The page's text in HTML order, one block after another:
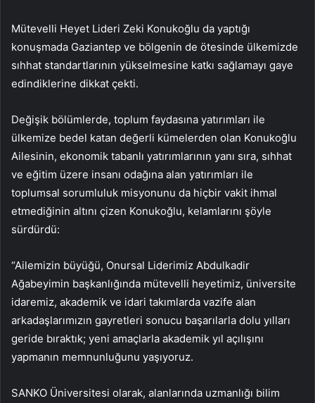
Mütevelli Heyet Lideri Zeki Konukoğlu da yaptığı
konuşmada Gaziantep ve bölgenin de ötesinde ülkemizde
sıhhat standartlarının yükselmesine katkı sağlamayı gaye
edindiklerine dikkat çekti.
Değişik bölümlerde, toplum faydasına yatırımları ile
ülkemize bedel katan değerli kümelerden olan Konukoğlu
Ailesinin, ekonomik tabanlı yatırımlarının yanı sıra, sıhhat
ve eğitim üzere insanı odağına alan yatırımları ile
toplumsal sorumluluk misyonunu da hiçbir vakit ihmal
etmediğinin altını çizen Konukoğlu, kelamlarını şöyle
sürdürdü:
“Ailemizin büyüğü, Onursal Liderimiz Abdulkadir
Ağabeyimin başkanlığında mütevelli heyetimiz, üniversite
idaremiz, akademik ve idari takımlarda vazife alan
arkadaşlarımızın gayretleri sonucu başarılarla dolu yılları
geride bıraktık; yeni amaçlarla akademik yıl açılışını
yapmanın memnunluğunu yaşıyoruz.
SANKO Üniversitesi olarak, alanlarında uzmanlığı bilim